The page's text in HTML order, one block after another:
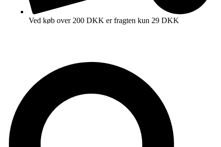
Ved køb over 200 DKK er fragten kun 29 DKK